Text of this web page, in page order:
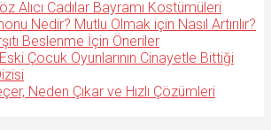
Alıcı Cadılar Bayramı Kostümüleri
Nedir? Mutlu Olmak için Nasıl Artırılır?
Beslenme İçin Öneriler
Çocuk Oyunlarının Cinayetle Bittiği
Neden Çıkar ve Hızlı Çözümleri